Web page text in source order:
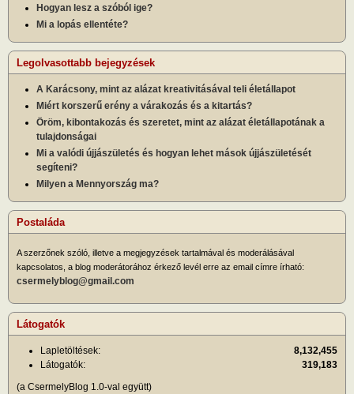
Hogyan lesz a szóból ige?
Mi a lopás ellentéte?
Legolvasottabb bejegyzések
A Karácsony, mint az alázat kreativitásával teli életállapot
Miért korszerű erény a várakozás és a kitartás?
Öröm, kibontakozás és szeretet, mint az alázat életállapotának a
tulajdonságai
Mi a valódi újjászületés és hogyan lehet mások újjászületését
segíteni?
Milyen a Mennyország ma?
Postaláda
A szerzőnek szóló, illetve a megjegyzések tartalmával és moderálásával
kapcsolatos, a blog moderátorához érkező levél erre az email címre írható:
csermelyblog@gmail.com
Látogatók
Lapletöltések:
8,132,455
Látogatók:
319,183
(a CsermelyBlog 1.0-val együtt)